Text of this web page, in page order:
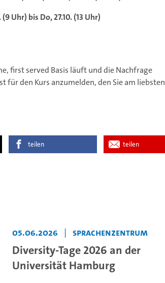
(9 Uhr) bis Do, 27.10. (13 Uhr)
first served Basis läuft und die Nachfrage
den Kurs anzumelden, den Sie am liebsten
teilen teilen
05.06.2026 | Sprachenzentrum
Diversity-Tage 2026 an der
Universität Hamburg